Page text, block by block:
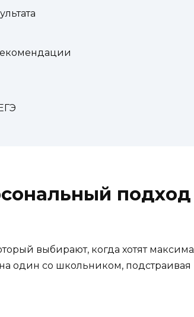
выбирают, когда хотят
один со школьником,